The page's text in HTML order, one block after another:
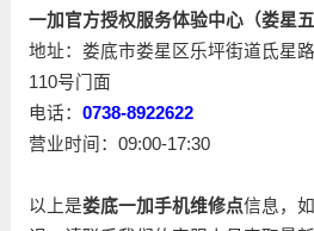
一加官方授权服务体验中心（娄星
地址：娄底市娄星区乐坪街道氐星
110号门面
电话： 0738-8922622
营业时间：09:00-17:30
以上是娄底一加手机维修点信息，